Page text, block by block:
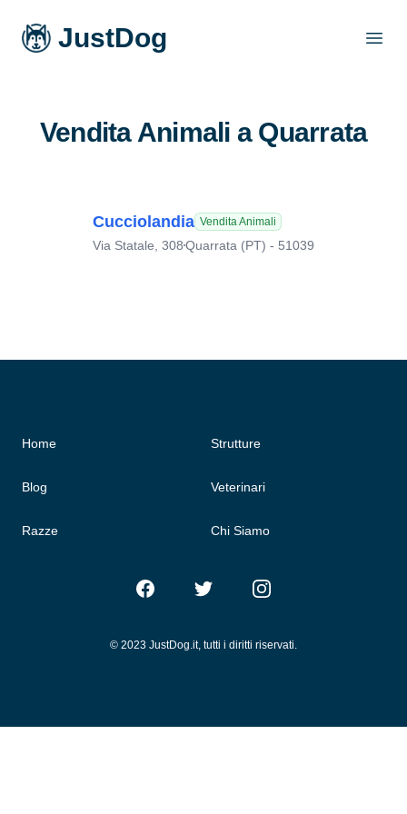
JustDog
Vendita Animali a Quarrata
Cucciolandia Vendita Animali
Via Statale, 308Quarrata (PT) - 51039
Home
Blog
Razze
Strutture
Veterinari
Chi Siamo
FacebookTwitter Instagram
© 2023 JustDog.it, tutti i diritti riservati.